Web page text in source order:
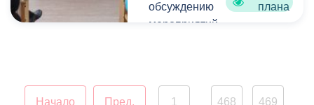
обсуждению плана
мероприятий,
Начало Пред.
1
468 469